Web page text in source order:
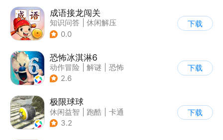
成语接龙闯关
知识问答
休闲解压
0.0
下载
恐怖冰淇淋6
动作冒险 解谜
恐怖
| 暗黑
2.6
下载
极限球球
休闲益智 跑酷
卡通
3.2
下载